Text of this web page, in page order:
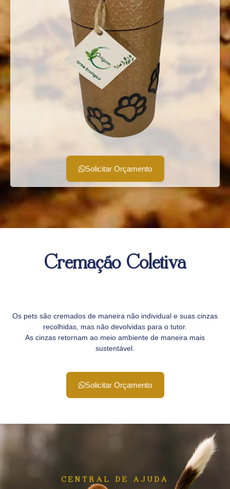
Solicitar Orçamento
Cremação Coletiva
Os pets são cremados de maneira não individual e suas cinzas
recolhidas, mas não devolvidas para o tutor.
As cinzas retornam ao meio ambiente de maneira mais
sustentável.
Solicitar Orçamento
CENTRAL DE AJUDA